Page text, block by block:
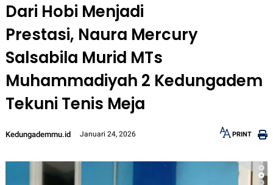
Dari Hobi Menjadi
Prestasi, Naura Mercury
Salsabila Murid MTs
Muhammadiyah 2 Kedungadem
Tekuni Tenis Meja
Kedungademmu.id Januari 24, 2026 PRINT